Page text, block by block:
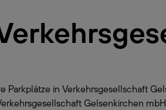
in Verkehrsgesellschaft
Gelsenkirchen